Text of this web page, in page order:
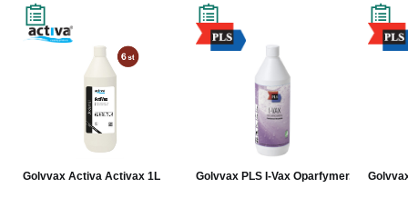
Golvvax Activa Activax 1L Golvvax PLS I-Vax Oparfymer...